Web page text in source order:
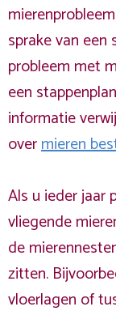
sprake van een
probleem met
een
informatie
overmieren
Als u ieder jaar
vliegende
de
zitten.
vloerlagen of